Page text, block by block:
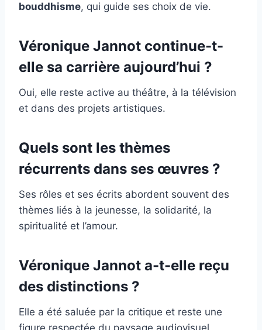
bouddhisme, qui guide ses choix de vie.
Véronique Jannot continue-t-
elle sa carrière aujourd’hui ?
Oui, elle reste active au théâtre, à la télévision
et dans des projets artistiques.
Quels sont les thèmes
récurrents dans ses œuvres ?
Ses rôles et ses écrits abordent souvent des
thèmes liés à la jeunesse, la solidarité, la
spiritualité et l’amour.
Véronique Jannot a-t-elle reçu
des distinctions ?
Elle a été saluée par la critique et reste une